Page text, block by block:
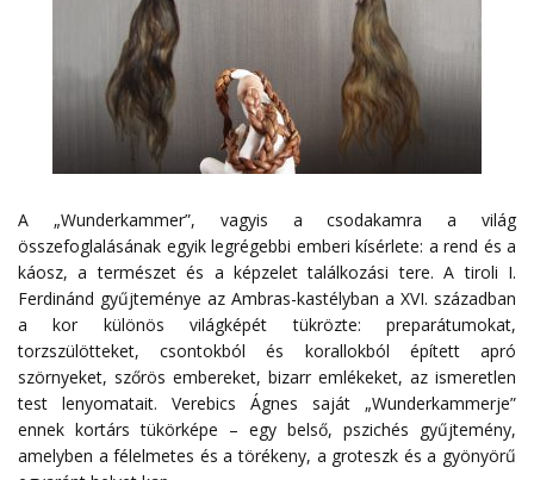
A „Wunderkammer”, vagyis a csodakamra a világ
összefoglalásának egyik legrégebbi emberi kísérlete: a rend és a
káosz, a természet és a képzelet találkozási tere. A tiroli I.
Ferdinánd gyűjteménye az Ambras-kastélyban a XVI. században
a kor különös világképét tükrözte: preparátumokat,
torzszülötteket, csontokból és korallokból épített apró
szörnyeket, szőrös embereket, bizarr emlékeket, az ismeretlen
test lenyomatait. Verebics Ágnes saját „Wunderkammerje”
ennek kortárs tükörképe – egy belső, pszichés gyűjtemény,
amelyben a félelmetes és a törékeny, a groteszk és a gyönyörű